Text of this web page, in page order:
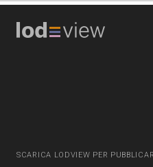
SCARICA LODVIEW PER